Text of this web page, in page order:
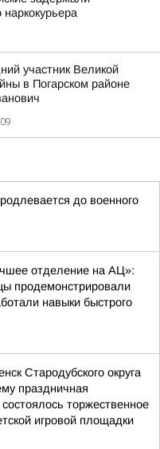
участник Великой
в Погарском районе
до военного
отделение на АЦ»:
продемонстрировали
навыки быстрого
Стародубского округа
праздничная
торжественное
игровой площадки